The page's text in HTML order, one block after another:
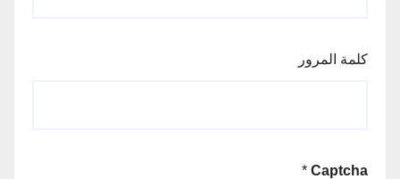
كلمة المرور
Captcha
*